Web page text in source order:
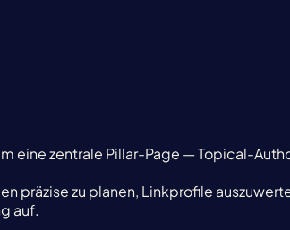
eine zentrale Pillar-Page — Topical-
zu planen, Linkprofile
auf.